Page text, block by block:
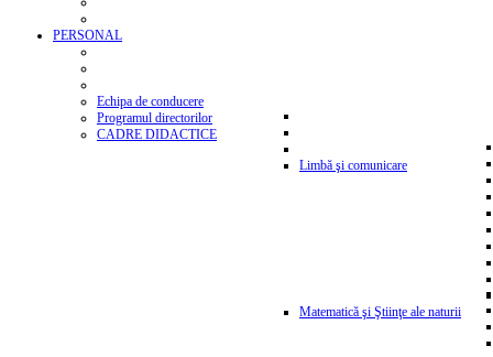
PERSONAL
Echipa de conducere
Programul directorilor
CADRE DIDACTICE
Limbă şi comunicare
Matematică şi Ştiinţe ale naturii